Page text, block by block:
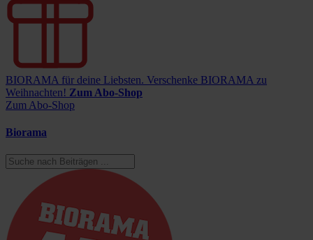
BIORAMA für deine Liebsten. Verschenke BIORAMA zu
Weihnachten! Zum Abo-Shop
Zum Abo-Shop
Biorama